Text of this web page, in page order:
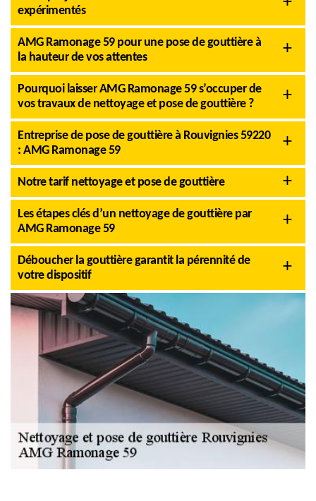
expérimentés
AMG Ramonage 59 pour une pose de gouttière à
la hauteur de vos attentes
Pourquoi laisser AMG Ramonage 59 s’occuper de
vos travaux de nettoyage et pose de gouttière ?
Entreprise de pose de gouttière à Rouvignies 59220
: AMG Ramonage 59
Notre tarif nettoyage et pose de gouttière
Les étapes clés d’un nettoyage de gouttière par
AMG Ramonage 59
Déboucher la gouttière garantit la pérennité de
votre dispositif